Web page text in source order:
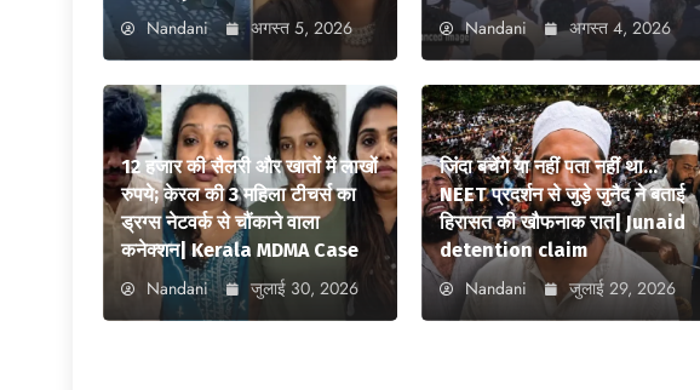
Nandani अगस्त 5, 2026 Nandani अगस्त 4, 2026
12 हजार की सैलरी और खातों में लाखों
रुपये; केरल की 3 महिला टीचर्स का
ड्रग्स नेटवर्क से चौंकाने वाला
कनेक्शन| Kerala MDMA Case
Nandani जुलाई 30, 2026
जिंदा बचेंगे या नहीं पता नहीं था…
NEET प्रदर्शन से जुड़े जुनैद ने बताई
हिरासत की खौफनाक रात| Junaid
detention claim
Nandani जुलाई 29, 2026